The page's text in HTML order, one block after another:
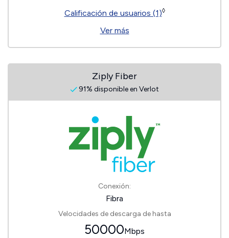
Calificación de usuarios (1)◊
Ver más
Ziply Fiber
91% disponible en Verlot
Conexión:
Fibra
Velocidades de descarga de hasta
50000Mbps